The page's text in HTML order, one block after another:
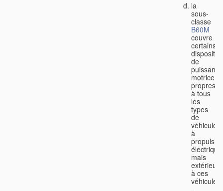
la
sous-
classe
B60M
couvre
certains
dispositifs
de
puissance
motrice
propres
à tous
les
types
de
véhicules
à
mais
extérieurs
à ces
véhicules;